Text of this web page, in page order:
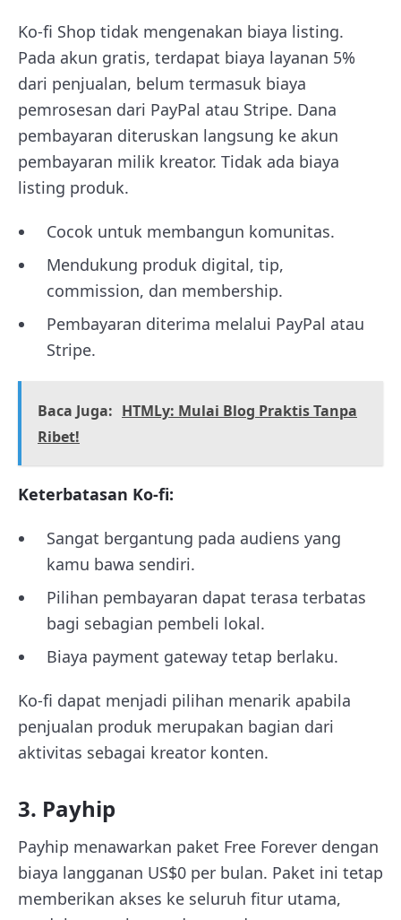
Ko-fi Shop tidak mengenakan biaya listing.
Pada akun gratis, terdapat biaya layanan 5%
dari penjualan, belum termasuk biaya
pemrosesan dari PayPal atau Stripe. Dana
pembayaran diteruskan langsung ke akun
pembayaran milik kreator. Tidak ada biaya
listing produk.
Cocok untuk membangun komunitas.
Mendukung produk digital, tip,
commission, dan membership.
Pembayaran diterima melalui PayPal atau
Stripe.
Baca Juga: HTMLy: Mulai Blog Praktis Tanpa
Ribet!
Keterbatasan Ko-fi:
Sangat bergantung pada audiens yang
kamu bawa sendiri.
Pilihan pembayaran dapat terasa terbatas
bagi sebagian pembeli lokal.
Biaya payment gateway tetap berlaku.
Ko-fi dapat menjadi pilihan menarik apabila
penjualan produk merupakan bagian dari
aktivitas sebagai kreator konten.
3. Payhip
Payhip menawarkan paket Free Forever dengan
biaya langganan US$0 per bulan. Paket ini tetap
memberikan akses ke seluruh fitur utama,